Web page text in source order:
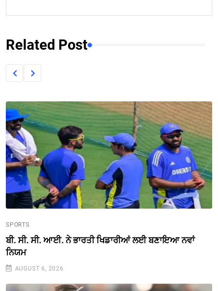
Related Post
SPORTS
ਬੀ. ਸੀ. ਸੀ. ਆਈ. ਨੇ ਭਾਰਤੀ ਖਿਡਾਰੀਆਂ ਲਈ ਬਣਾਇਆ ਨਵਾਂ
ਨਿਯਮ
AUGUST 6, 2026